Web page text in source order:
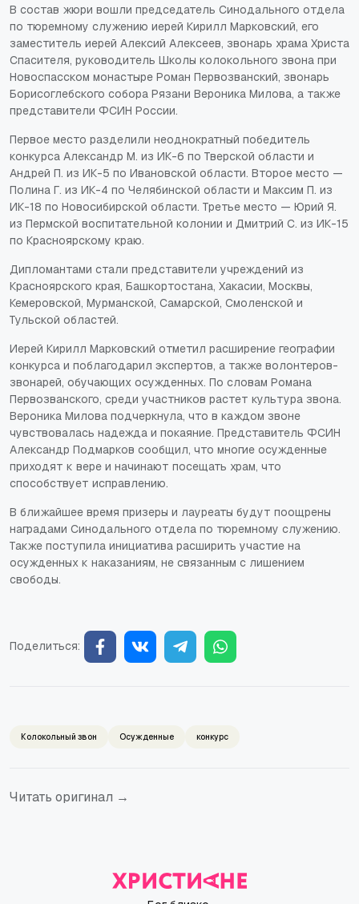
В состав жюри вошли председатель Синодального отдела
по тюремному служению иерей Кирилл Марковский, его
заместитель иерей Алексий Алексеев, звонарь храма Христа
Спасителя, руководитель Школы колокольного звона при
Новоспасском монастыре Роман Первозванский, звонарь
Борисоглебского собора Рязани Вероника Милова, а также
представители ФСИН России.
Первое место разделили неоднократный победитель
конкурса Александр М. из ИК-6 по Тверской области и
Андрей П. из ИК-5 по Ивановской области. Второе место —
Полина Г. из ИК-4 по Челябинской области и Максим П. из
ИК-18 по Новосибирской области. Третье место — Юрий Я.
из Пермской воспитательной колонии и Дмитрий С. из ИК-15
по Красноярскому краю.
Дипломантами стали представители учреждений из
Красноярского края, Башкортостана, Хакасии, Москвы,
Кемеровской, Мурманской, Самарской, Смоленской и
Тульской областей.
Иерей Кирилл Марковский отметил расширение географии
конкурса и поблагодарил экспертов, а также волонтеров-
звонарей, обучающих осужденных. По словам Романа
Первозванского, среди участников растет культура звона.
Вероника Милова подчеркнула, что в каждом звоне
чувствовалась надежда и покаяние. Представитель ФСИН
Александр Подмарков сообщил, что многие осужденные
приходят к вере и начинают посещать храм, что
способствует исправлению.
В ближайшее время призеры и лауреаты будут поощрены
наградами Синодального отдела по тюремному служению.
Также поступила инициатива расширить участие на
осужденных к наказаниям, не связанным с лишением
свободы.
Поделиться:
Колокольный звон Осужденные конкурс
Читать оригинал →